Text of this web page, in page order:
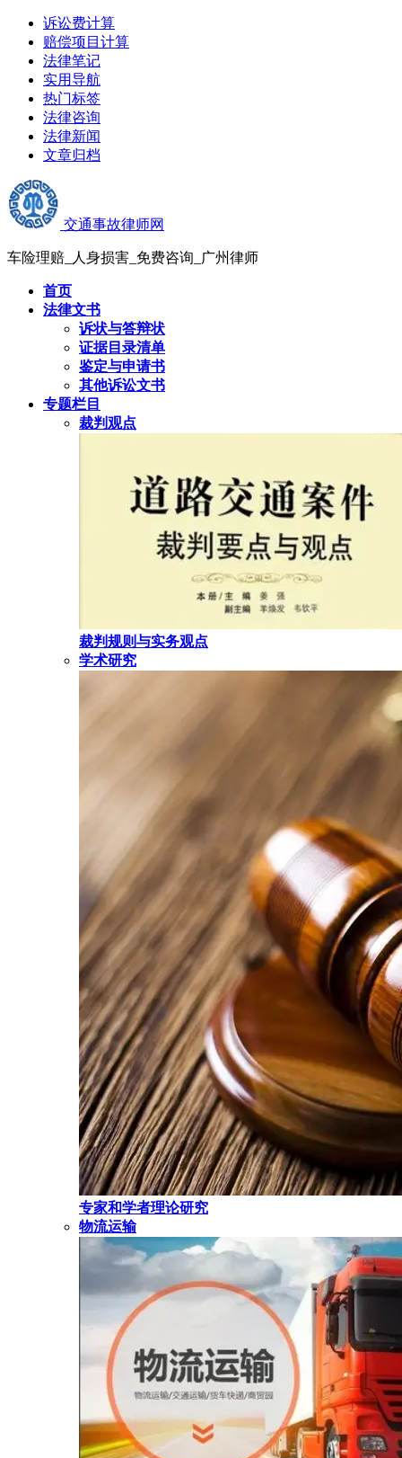
诉讼费计算
赔偿项目计算
法律笔记
实用导航
热门标签
法律咨询
法律新闻
文章归档
交通事故律师网
车险理赔_人身损害_免费咨询_广州律师
首页
法律文书
诉状与答辩状
证据目录清单
鉴定与申请书
其他诉讼文书
专题栏目
裁判观点
裁判规则与实务观点
学术研究
专家和学者理论研究
物流运输